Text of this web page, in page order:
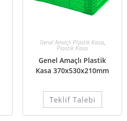
Genel Amaçlı Plastik Kasa,
Plastik Kasa
Genel Amaçlı Plastik
Kasa 370x530x210mm
Teklif Talebi